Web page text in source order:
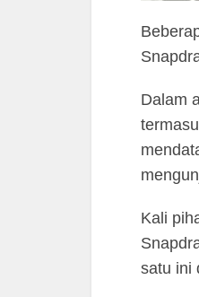
Dalam
Kali
satu ini